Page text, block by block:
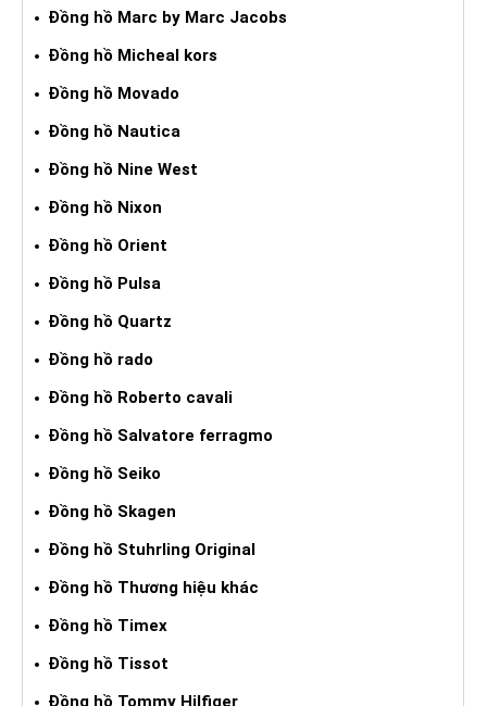
Đồng hồ Marc by Marc Jacobs
Đồng hồ Micheal kors
Đồng hồ Movado
Đồng hồ Nautica
Đồng hồ Nine West
Đồng hồ Nixon
Đồng hồ Orient
Đồng hồ Pulsa
Đồng hồ Quartz
Đồng hồ rado
Đồng hồ Roberto cavali
Đồng hồ Salvatore ferragmo
Đồng hồ Seiko
Đồng hồ Skagen
Đồng hồ Stuhrling Original
Đồng hồ Thương hiệu khác
Đồng hồ Timex
Đồng hồ Tissot
Đồng hồ Tommy Hilfiger